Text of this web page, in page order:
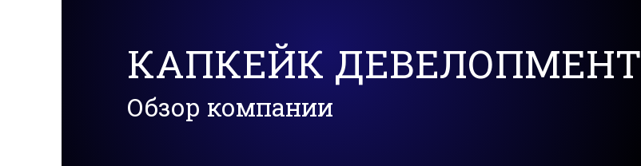
КАПКЕЙК ДЕВЕЛОПМЕНТ
Обзор компании